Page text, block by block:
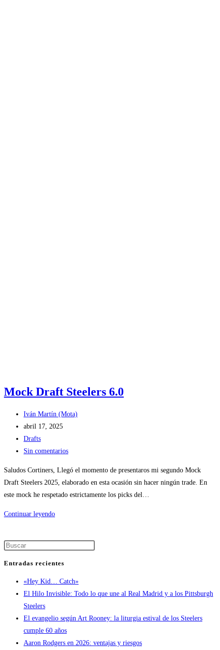
Mock Draft Steelers 6.0
Iván Martín (Mota)
abril 17, 2025
Drafts
Sin comentarios
Saludos Cortiners, Llegó el momento de presentaros mi segundo Mock
Draft Steelers 2025, elaborado en esta ocasión sin hacer ningún trade. En
este mock he respetado estrictamente los picks del…
Continuar leyendo
Entradas recientes
«Hey Kid… Catch»
El Hilo Invisible: Todo lo que une al Real Madrid y a los Pittsburgh
Steelers
El evangelio según Art Rooney: la liturgia estival de los Steelers
cumple 60 años
Aaron Rodgers en 2026: ventajas y riesgos